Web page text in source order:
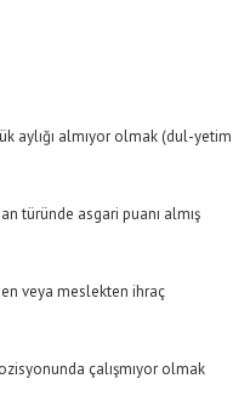
aylığı almıyor olmak (dul-yetim
türünde asgari puanı almış
veya meslekten ihraç
çalışmıyor olmak